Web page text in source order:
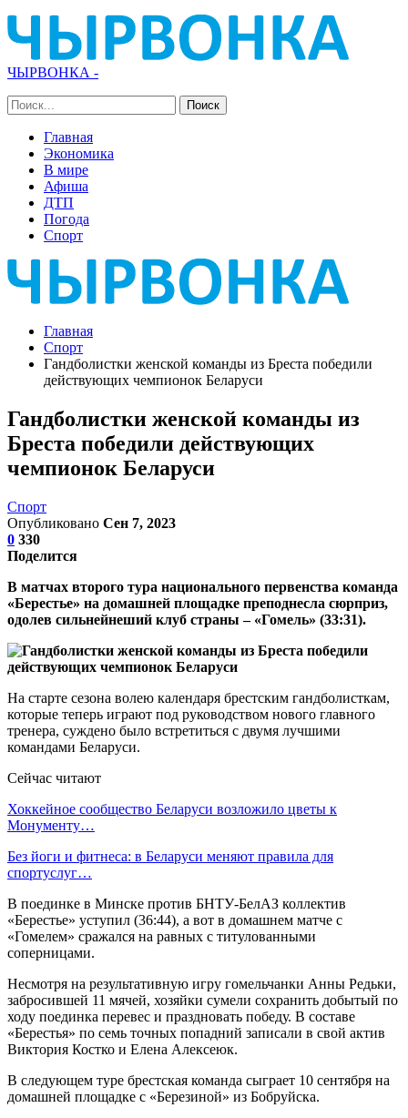
ЧЫРВОНКА -
Главная
Экономика
В мире
Афиша
ДТП
Погода
Спорт
Главная
Спорт
Гандболистки женской команды из Бреста победили
действующих чемпионок Беларуси
Гандболистки женской команды из
Бреста победили действующих
чемпионок Беларуси
Спорт
Опубликовано Сен 7, 2023
0 330
Поделится
В матчах второго тура национального первенства команда
«Берестье» на домашней площадке преподнесла сюрприз,
одолев сильнейнеший клуб страны – «Гомель» (33:31).
На старте сезона волею календаря брестским гандболисткам,
которые теперь играют под руководством нового главного
тренера, суждено было встретиться с двумя лучшими
командами Беларуси.
Сейчас читают
Хоккейное сообщество Беларуси возложило цветы к
Монументу…
Без йоги и фитнеса: в Беларуси меняют правила для
спортуслуг…
В поединке в Минске против БНТУ-БелАЗ коллектив
«Берестье» уступил (36:44), а вот в домашнем матче с
«Гомелем» сражался на равных с титулованными
соперницами.
Несмотря на результативную игру гомельчанки Анны Редьки,
забросившей 11 мячей, хозяйки сумели сохранить добытый по
ходу поединка перевес и праздновать победу. В составе
«Берестья» по семь точных попадний записали в свой актив
Виктория Костко и Елена Алексеюк.
В следующем туре брестская команда сыграет 10 сентября на
домашней площадке с «Березиной» из Бобруйска.